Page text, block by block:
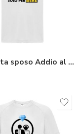
maglietta sposo Addio al Celibato “mi sposo, loro sono qui solo per bere”